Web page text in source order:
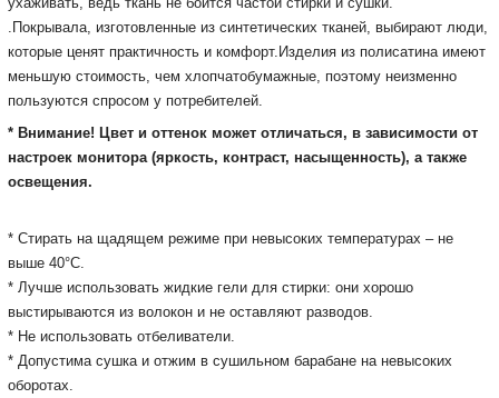
. Покрывала, изготовленные из синтетических тканей, выбирают люди,
которые ценят практичность и комфорт. Изделия из полисатина имеют
меньшую стоимость, чем хлопчатобумажные, поэтому неизменно
пользуются спросом у потребителей.
* Внимание! Цвет и оттенок может отличаться, в зависимости от
настроек монитора (яркость, контраст, насыщенность), а также
освещения.
* Стирать на щадящем режиме при невысоких температурах – не
выше 40°С.
* Лучше использовать жидкие гели для стирки: они хорошо
выстирываются из волокон и не оставляют разводов.
* Не использовать отбеливатели.
* Допустима сушка и отжим в сушильном барабане на невысоких
оборотах.